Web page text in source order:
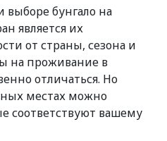
бунгало на
является их
от страны, сезона и
на проживание в
отличаться. Но
местах можно
соответствуют вашему